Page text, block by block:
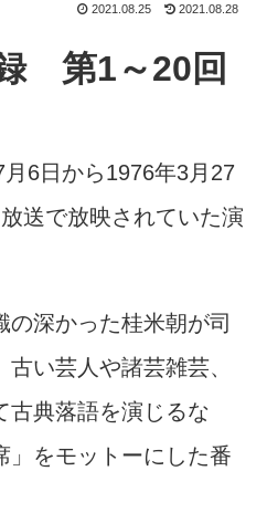
2021.08.25 2021.08.28
第1～20回
6日から1976年3月27
送で放映されていた演
深かった桂米朝が司
い芸人や諸芸雑芸、
古典落語を演じるな
」をモットーにした番